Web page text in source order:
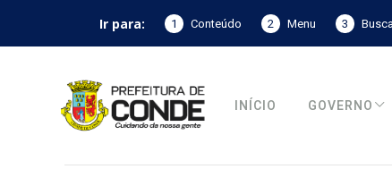
Ir para: 1 Conteúdo 2 Menu 3
INÍCIO GOVERNO